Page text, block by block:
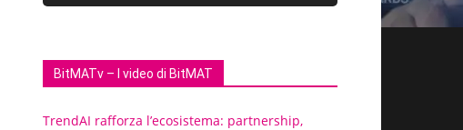
BitMATv – I video di BitMAT
TrendAI rafforza l’ecosistema: partnership,